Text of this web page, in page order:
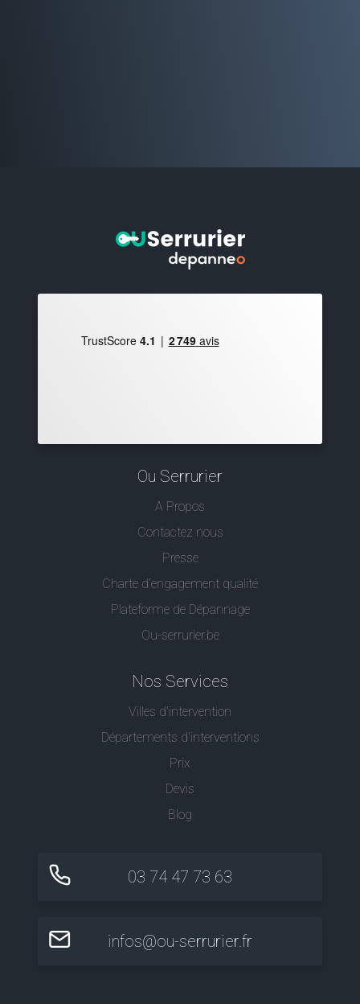
Ou Serrurier
A Propos
Contactez nous
Presse
Charte d’engagement qualité
Plateforme de Dépannage
Ou-serrurier.be
Nos Services
Villes d'intervention
Départements d'interventions
Prix
Devis
Blog
03 74 47 73 63
infos@ou-serrurier.fr